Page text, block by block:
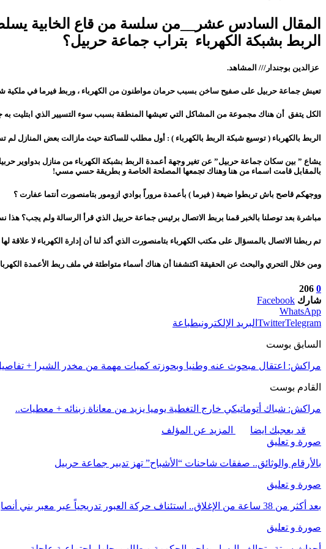
المقال السادس عشر__من سلسة من قاع الخابية
الربط بشبكة الكهرباء بتراب جماعة حربيل؟
عزالدين بوجندار/// المشاهد.
تعيش جماعة حربيل على صفيح ساخن بسبب حرمان مواطنون من الكهرباء ، وربط فيرما في ملكية
الكل يتفق أن هناك مجموعة من المشاكل التي تعيشها المنطقة بسبب سوء التسيير الذي ابتليت
الربط بالكهرباء ( توسيع شبكة الربط بالكهرباء ) : أول مطلب للساكنة حيث مازالت بعض المنازل لم
يشاع ” بين سكان جماعة حربيل” عن تغير وجهة أعمدة الربط بشبكة الكهرباء من منازل بدواوير
بالمقابل قامت اسماء من هنا وهناك تجمعها المصلحة الخاصة و بطريقة حسي مسي!
ووجهكم قاصح باش تربطوا ضيعة ( فيرما ) بأعمدة مروراً بوادي ازومور بتامنصورت أنتما عفارت ؟
مباشرة بعد توصلنا بالخبر قمنا بربط الاتصال برئيس جماعة حربيل الذي قرأ الرسالة ولم يجب؟
تم ربطنا الاتصال بالمسؤال على مكتب الكهرباء بتامنصورت الذي أكد لنا أن إدارة الكهرباء لا علاقة لها
ومن خلال التحري والبحث عن الحقيقة اكتشفنا أن هناك أسماء متواطئة في ملف ربط الأعمدة
0
206
شارك Facebook
WhatsApp
TwitterTelegram البريد الإلكترونيطباعة
السابق بوست
مراكش: اعتقال مبحوث عنه وطنيا وبحوزته كميات مهمة من مخدر الشيرا +
القادم بوست
مراكش: شباك أتوماتيكي خارج التغطية يوميا يزيد من معاناة زبنائه + معطيات..
قد يعجبك ايضا
المزيد عن المؤلف
صورة و تعليق
بالأرقام والوثائق.. صفقات شاحنات “الأشباح” تهز تدبير جماعة حربيل
صورة و تعليق
بعد أكثر من 38 ساعة من الإغلاق.. استئناف حركة العبور تدريجياً عبر معبر بني أنصار نحو…
صورة و تعليق